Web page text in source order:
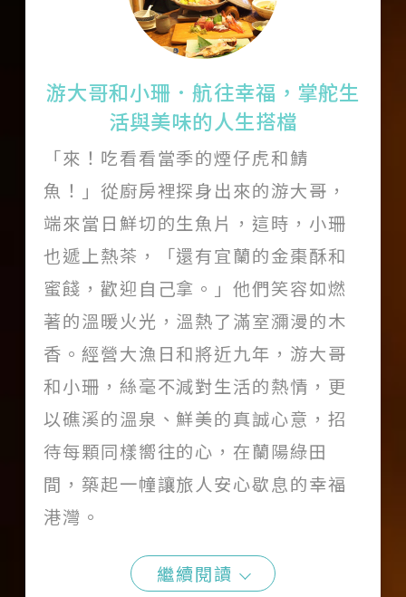
游大哥和小珊．航往幸福，掌舵生
活與美味的人生搭檔
「來！吃看看當季的煙仔虎和鯖
魚！」從廚房裡探身出來的游大哥，
端來當日鮮切的生魚片，這時，小珊
也遞上熱茶，「還有宜蘭的金棗酥和
蜜餞，歡迎自己拿。」他們笑容如燃
著的溫暖火光，溫熱了滿室瀰漫的木
香。經營大漁日和將近九年，游大哥
和小珊，絲毫不減對生活的熱情，更
以礁溪的溫泉、鮮美的真誠心意，招
待每顆同樣嚮往的心，在蘭陽綠田
間，築起一幢讓旅人安心歇息的幸福
港灣。
繼續閱讀